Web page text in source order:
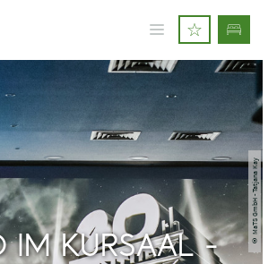
© MaTS GmbH - Tatjana Kay
IM KURSAAL -